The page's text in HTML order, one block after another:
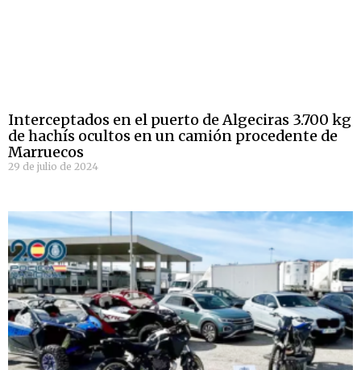
Interceptados en el puerto de Algeciras 3.700 kg
de hachís ocultos en un camión procedente de
Marruecos
29 de julio de 2024